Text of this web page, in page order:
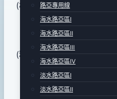
路亞專用線
海水路亞區Ⅰ
海水路亞區Ⅱ
海水路亞區Ⅲ
海水路亞區Ⅳ
淡水路亞區Ⅰ
淡水路亞區Ⅱ
By
2015
31
(橘金)MCC4026
(粉紅鮭魚)ADA4019